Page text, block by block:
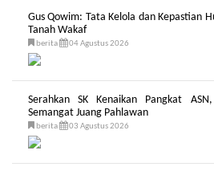
Gus Qowim: Tata Kelola dan Kepastian
Tanah Wakaf
berita 04 Agustus 2026
Serahkan SK Kenaikan Pangkat
Semangat Juang Pahlawan
berita 03 Agustus 2026